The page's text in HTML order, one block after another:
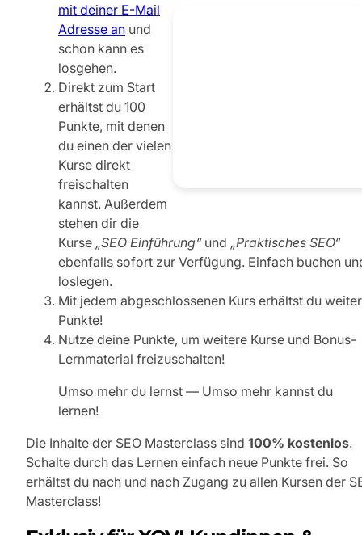
mit deiner E-Mail
Adresse an und
schon kann es
losgehen.
Direkt zum Start
erhältst du 100
Punkte, mit denen
du einen der vielen
Kurse direkt
freischalten
kannst. Außerdem
stehen dir die
Kurse „SEO Einführung“und „Praktisches SEO“
ebenfalls sofort zur Verfügung. Einfach buchen
loslegen.
Mit jedem abgeschlossenen Kurs erhältst du
Punkte!
Nutze deine Punkte, um weitere Kurse und Bonus-
Lernmaterial freizuschalten!
Umso mehr du lernst — Umso mehr kannst du
lernen!
Die Inhalte der SEO Masterclass sind 100% kostenlos.
Schalte durch das Lernen einfach neue Punkte frei. So
erhältst du nach und nach Zugang zu allen Kursen der
Masterclass!